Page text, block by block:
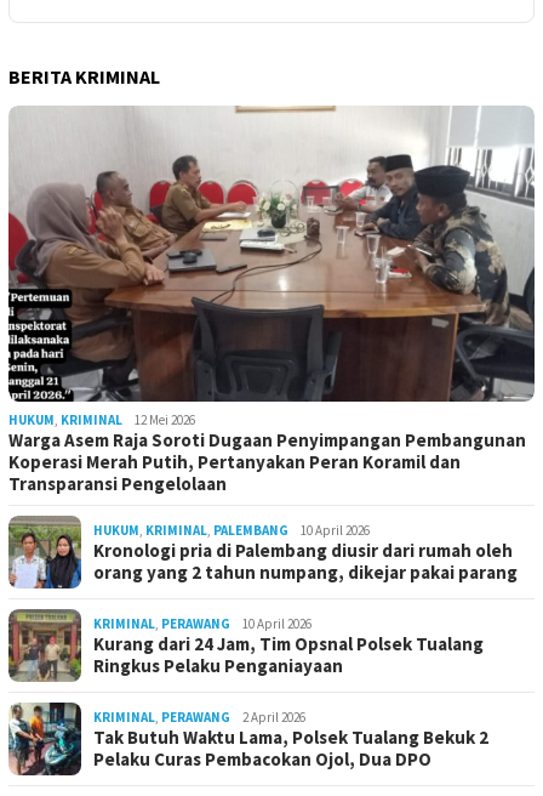
BERITA KRIMINAL
HUKUM, KRIMINAL 12 Mei 2026
Warga Asem Raja Soroti Dugaan Penyimpangan Pembangunan
Koperasi Merah Putih, Pertanyakan Peran Koramil dan
Transparansi Pengelolaan
HUKUM, KRIMINAL, PALEMBANG 10 April 2026
Kronologi pria di Palembang diusir dari rumah oleh
orang yang 2 tahun numpang, dikejar pakai parang
KRIMINAL, PERAWANG 10 April 2026
Kurang dari 24 Jam, Tim Opsnal Polsek Tualang
Ringkus Pelaku Penganiayaan
KRIMINAL, PERAWANG 2 April 2026
Tak Butuh Waktu Lama, Polsek Tualang Bekuk 2
Pelaku Curas Pembacokan Ojol, Dua DPO